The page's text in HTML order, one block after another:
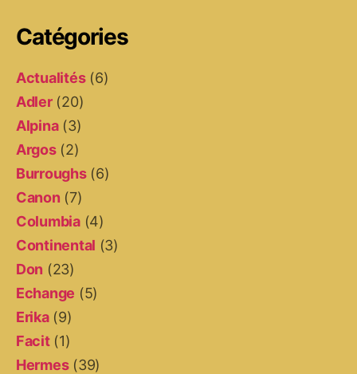
Catégories
Actualités(6)
Adler(20)
Alpina(3)
Argos(2)
Burroughs(6)
Canon (7)
Columbia(4)
Continental (3)
Don (23)
Echange (5)
Erika(9)
Facit(1)
Hermes(39)